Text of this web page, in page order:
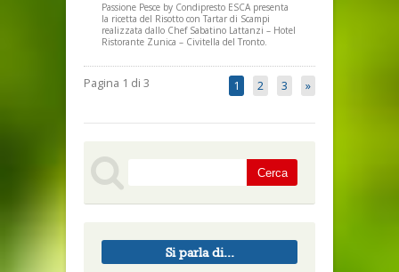
Passione Pesce by Condipresto ESCA presenta
la ricetta del Risotto con Tartar di Scampi
realizzata dallo Chef Sabatino Lattanzi – Hotel
Ristorante Zunica – Civitella del Tronto.
Pagina 1 di 3 1 2 3 »
Si parla di...